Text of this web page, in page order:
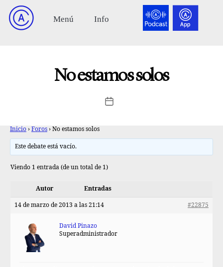
No estamos solos
Inicio › Foros › No estamos solos
Este debate está vacío.
Viendo 1 entrada (de un total de 1)
Autor Entradas
14 de marzo de 2013 a las 21:14 #22875
David Pinazo
Superadministrador